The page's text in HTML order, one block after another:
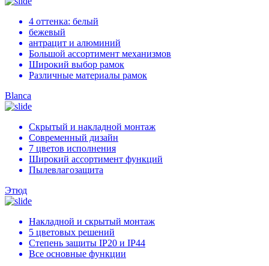
4 оттенка: белый
бежевый
антрацит и алюминий
Большой ассортимент механизмов
Широкий выбор рамок
Различные материалы рамок
Blanca
Скрытый и накладной монтаж
Современный дизайн
7 цветов исполнения
Широкий ассортимент функций
Пылевлагозащита
Этюд
Накладной и скрытый монтаж
5 цветовых решений
Степень защиты IP20 и IP44
Все основные функции